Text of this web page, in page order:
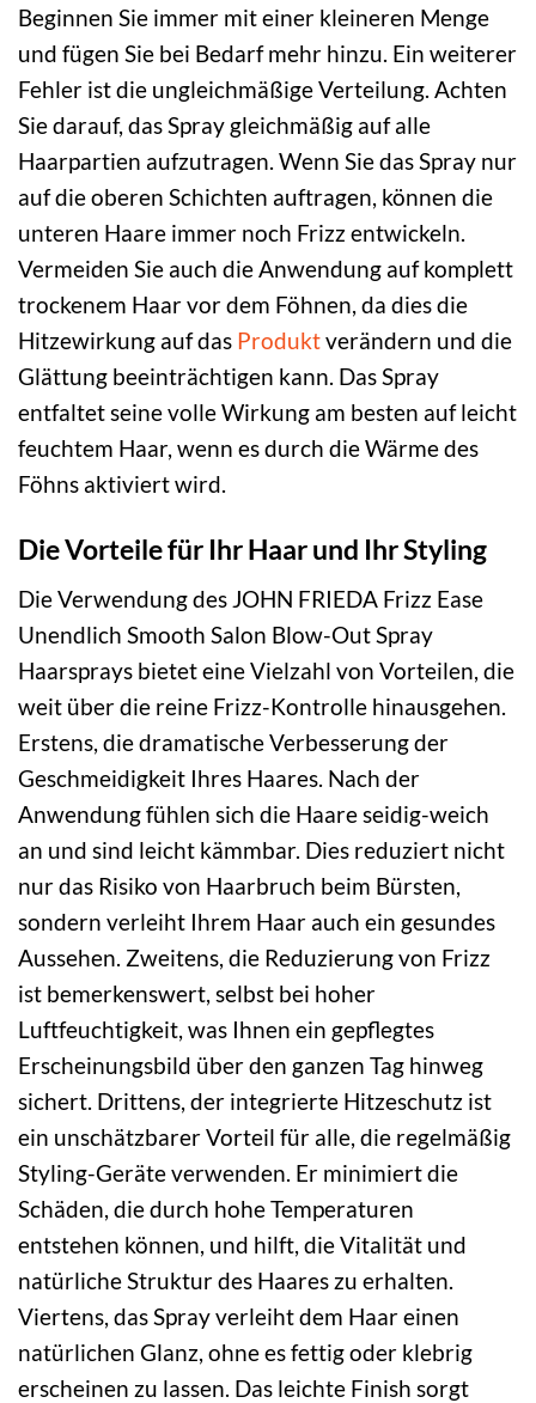
Beginnen Sie immer mit einer kleineren Menge
und fügen Sie bei Bedarf mehr hinzu. Ein weiterer
Fehler ist die ungleichmäßige Verteilung. Achten
Sie darauf, das Spray gleichmäßig auf alle
Haarpartien aufzutragen. Wenn Sie das Spray nur
auf die oberen Schichten auftragen, können die
unteren Haare immer noch Frizz entwickeln.
Vermeiden Sie auch die Anwendung auf komplett
trockenem Haar vor dem Föhnen, da dies die
Hitzewirkung auf das Produktverändern und die
Glättung beeinträchtigen kann. Das Spray
entfaltet seine volle Wirkung am besten auf leicht
feuchtem Haar, wenn es durch die Wärme des
Föhns aktiviert wird.
Die Vorteile für Ihr Haar und Ihr Styling
Die Verwendung des JOHN FRIEDA Frizz Ease
Unendlich Smooth Salon Blow-Out Spray
Haarsprays bietet eine Vielzahl von Vorteilen, die
weit über die reine Frizz-Kontrolle hinausgehen.
Erstens, die dramatische Verbesserung der
Geschmeidigkeit Ihres Haares. Nach der
Anwendung fühlen sich die Haare seidig-weich
an und sind leicht kämmbar. Dies reduziert nicht
nur das Risiko von Haarbruch beim Bürsten,
sondern verleiht Ihrem Haar auch ein gesundes
Aussehen. Zweitens, die Reduzierung von Frizz
ist bemerkenswert, selbst bei hoher
Luftfeuchtigkeit, was Ihnen ein gepflegtes
Erscheinungsbild über den ganzen Tag hinweg
sichert. Drittens, der integrierte Hitzeschutz ist
ein unschätzbarer Vorteil für alle, die regelmäßig
Styling-Geräte verwenden. Er minimiert die
Schäden, die durch hohe Temperaturen
entstehen können, und hilft, die Vitalität und
natürliche Struktur des Haares zu erhalten.
Viertens, das Spray verleiht dem Haar einen
natürlichen Glanz, ohne es fettig oder klebrig
erscheinen zu lassen. Das leichte Finish sorgt